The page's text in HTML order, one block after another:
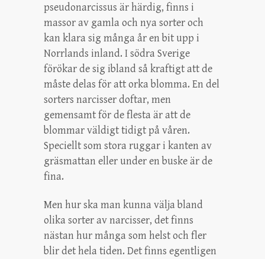
pseudonarcissus är härdig, finns i
massor av gamla och nya sorter och
kan klara sig många år en bit upp i
Norrlands inland. I södra Sverige
förökar de sig ibland så kraftigt att de
måste delas för att orka blomma. En del
sorters narcisser doftar, men
gemensamt för de flesta är att de
blommar väldigt tidigt på våren.
Speciellt som stora ruggar i kanten av
gräsmattan eller under en buske är de
fina.
Men hur ska man kunna välja bland
olika sorter av narcisser, det finns
nästan hur många som helst och fler
blir det hela tiden. Det finns egentligen